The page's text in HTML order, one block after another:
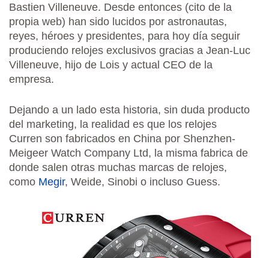
Bastien Villeneuve. Desde entonces (cito de la
propia web) han sido lucidos por astronautas,
reyes, héroes y presidentes, para hoy día seguir
produciendo relojes exclusivos gracias a Jean-Luc
Villeneuve, hijo de Lois y actual CEO de la
empresa.
Dejando a un lado esta historia, sin duda producto
del marketing, la realidad es que los relojes
Curren son fabricados en China por Shenzhen-
Meigeer Watch Company Ltd, la misma fabrica de
donde salen otras muchas marcas de relojes,
como Megir, Weide, Sinobi o incluso Guess.